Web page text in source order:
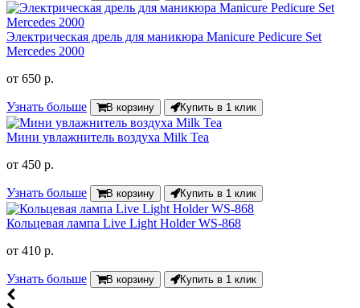
Электрическая дрель для маникюра Manicure Pedicure Set
Mercedes 2000
от 650 р.
Узнать больше В корзину Купить в 1 клик
Мини увлажнитель воздуха Milk Tea
от 450 р.
Узнать больше В корзину Купить в 1 клик
Кольцевая лампа Live Light Holder WS-868
от 410 р.
Узнать больше В корзину Купить в 1 клик